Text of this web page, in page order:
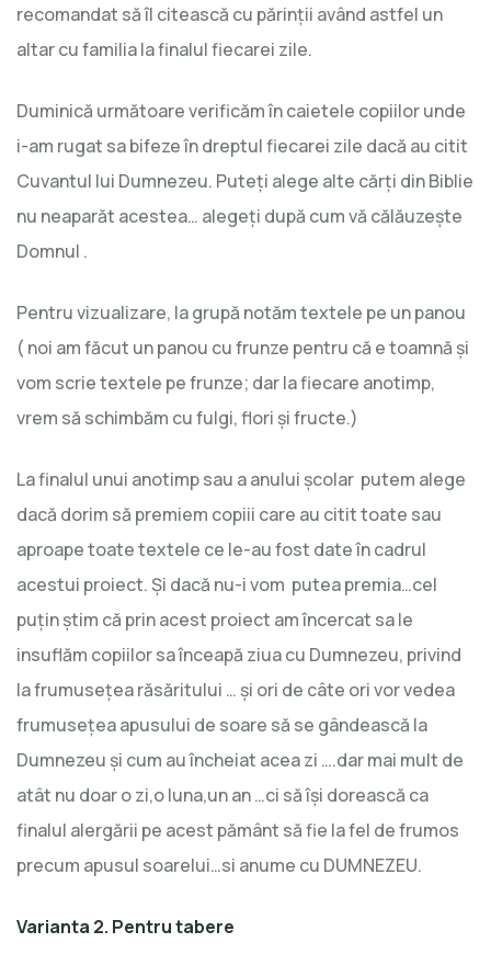
recomandat să îl citească cu părinţii având astfel un
altar cu familia la finalul fiecarei zile.
Duminică următoare verificăm în caietele copiilor unde
i-am rugat sa bifeze în dreptul fiecarei zile dacă au citit
Cuvantul lui Dumnezeu. Puteţi alege alte cărţi din Biblie
nu neaparăt acestea… alegeţi după cum vă călăuzeşte
Domnul .
Pentru vizualizare, la grupă notăm textele pe un panou
( noi am făcut un panou cu frunze pentru că e toamnă şi
vom scrie textele pe frunze; dar la fiecare anotimp,
vrem să schimbăm cu fulgi, flori şi fructe.)
La finalul unui anotimp sau a anului şcolar putem alege
dacă dorim să premiem copiii care au citit toate sau
aproape toate textele ce le-au fost date în cadrul
acestui proiect. Şi dacă nu-i vom putea premia…cel
puţin ştim că prin acest proiect am încercat sa le
insuflăm copiilor sa înceapă ziua cu Dumnezeu, privind
la frumuseţea răsăritului … şi ori de câte ori vor vedea
frumuseţea apusului de soare să se gândească la
Dumnezeu şi cum au încheiat acea zi ….dar mai mult de
atât nu doar o zi,o luna,un an …ci să îşi dorească ca
finalul alergării pe acest pământ să fie la fel de frumos
precum apusul soarelui…si anume cu DUMNEZEU.
Varianta 2. Pentru tabere